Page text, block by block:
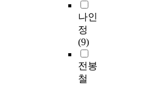
나인
정
(9)
전봉
철